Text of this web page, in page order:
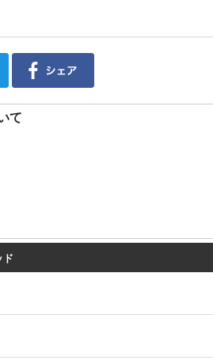
て
ド